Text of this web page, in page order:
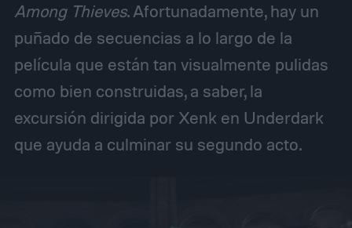
Among Thieves. Afortunadamente, hay un
puñado de secuencias a lo largo de la
película que están tan visualmente pulidas
como bien construidas, a saber, la
excursión dirigida por Xenk en Underdark
que ayuda a culminar su segundo acto.